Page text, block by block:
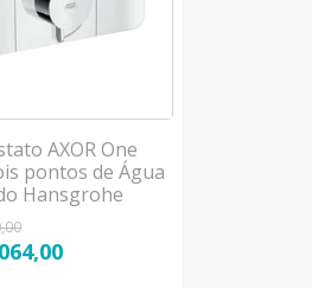
AXOR One
pontos de Água
Hansgrohe